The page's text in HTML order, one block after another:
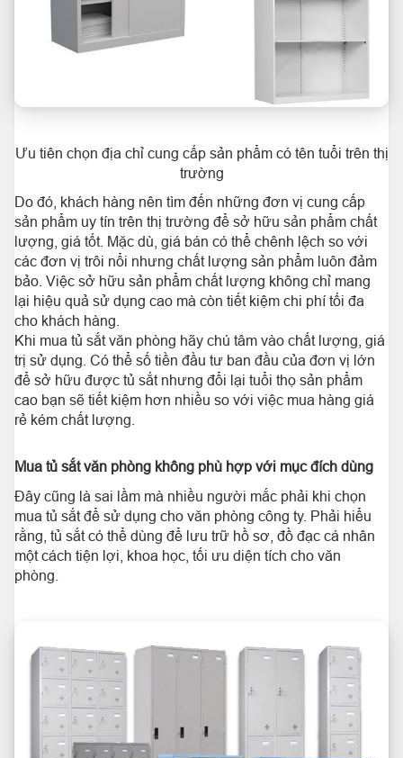
Ưu tiên chọn địa chỉ cung cấp sản phẩm có tên tuổi trên thị
trường
Do đó, khách hàng nên tìm đến những đơn vị cung cấp
sản phẩm uy tín trên thị trường để sở hữu sản phẩm chất
lượng, giá tốt. Mặc dù, giá bán có thể chênh lệch so với
các đơn vị trôi nổi nhưng chất lượng sản phẩm luôn đảm
bảo. Việc sở hữu sản phẩm chất lượng không chỉ mang
lại hiệu quả sử dụng cao mà còn tiết kiệm chi phí tối đa
cho khách hàng.
Khi mua tủ sắt văn phòng hãy chú tâm vào chất lượng, giá
trị sử dụng. Có thể số tiền đầu tư ban đầu của đơn vị lớn
để sở hữu được tủ sắt nhưng đổi lại tuổi thọ sản phẩm
cao bạn sẽ tiết kiệm hơn nhiều so với việc mua hàng giá
rẻ kém chất lượng.
Mua tủ sắt văn phòng không phù hợp với mục đích dùng
Đây cũng là sai lầm mà nhiều người mắc phải khi chọn
mua tủ sắt để sử dụng cho văn phòng công ty. Phải hiểu
rằng, tủ sắt có thể dùng để lưu trữ hồ sơ, đồ đạc cá nhân
một cách tiện lợi, khoa học, tối ưu diện tích cho văn
phòng.